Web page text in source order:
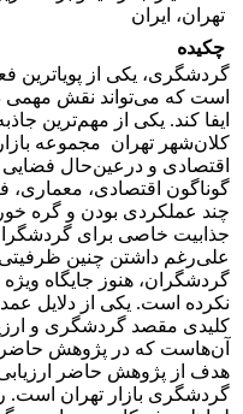
تهران، ایران
چکیده
گردشگری، یکی از پویاترین
است که می‌تواند نقش مهمی
ایفا کند. یکی از مهم‌ترین
کلان‌شهر تهران مجموعه
اقتصادی و درعین‌حال فضایی
گوناگون اقتصادی، معماری،
چند عملکردی بودن و گره
جذابیت خاصی برای
علی‌رغم داشتن چنین
گردشگران، هنوز جایگاه
نکرده است. یکی از دلایل
کلیدی مقصد گردشگری و
آن‌هاست که در پژوهش حاضر
هدف از پژوهش حاضر
گردشگری بازار تهران